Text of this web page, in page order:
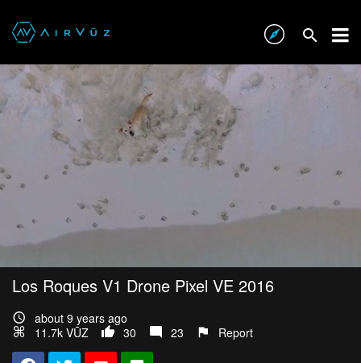
Los Roques V1 Drone Pixel VE 2016
about 9 years ago
11.7k VŪZ
30 23 Report